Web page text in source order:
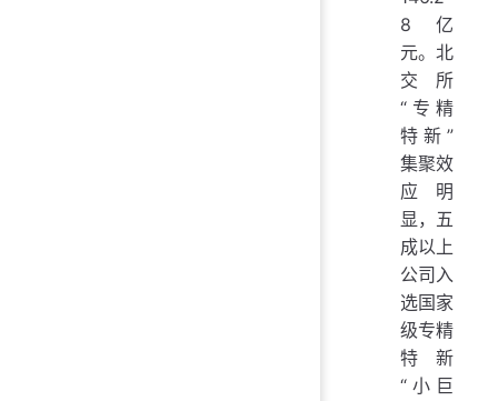
8亿
元。北
交所
“专精
特新”
集聚效
应明
显，五
成以上
公司入
选国家
级专精
特新
“小巨